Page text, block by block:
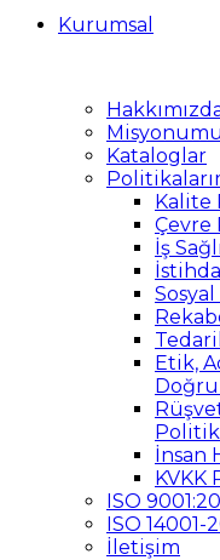
Kurumsal
Kataloglar
Kalite
Çevre
İş
Etik,
İnsan
KVKK
ISO
ISO 14001-
İletişim